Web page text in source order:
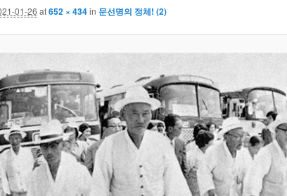
01-26 at652 × 434in문선명의 정체! (2)